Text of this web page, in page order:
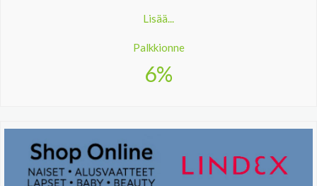
Lisää...
Palkkionne
6%